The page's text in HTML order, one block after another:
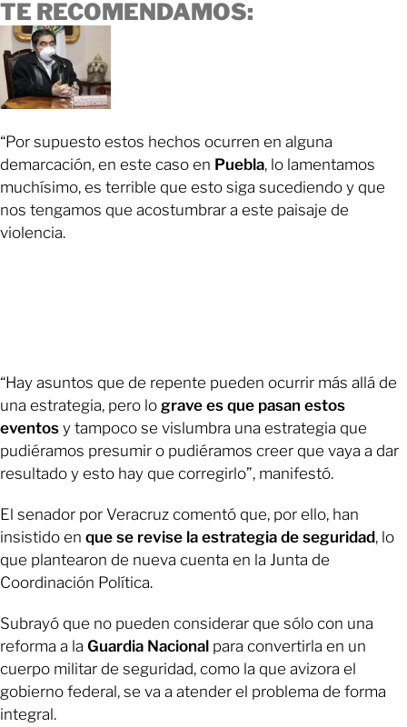
TE RECOMENDAMOS:
“Por supuesto estos hechos ocurren en alguna
demarcación, en este caso en Puebla, lo lamentamos
muchísimo, es terrible que esto siga sucediendo y que
nos tengamos que acostumbrar a este paisaje de
violencia.
“Hay asuntos que de repente pueden ocurrir más allá de
una estrategia, pero lo grave es que pasan estos
eventos y tampoco se vislumbra una estrategia que
pudiéramos presumir o pudiéramos creer que vaya a dar
resultado y esto hay que corregirlo”, manifestó.
El senador por Veracruz comentó que, por ello, han
insistido en que se revise la estrategia de seguridad, lo
que plantearon de nueva cuenta en la Junta de
Coordinación Política.
Subrayó que no pueden considerar que sólo con una
reforma a la Guardia Nacional para convertirla en un
cuerpo militar de seguridad, como la que avizora el
gobierno federal, se va a atender el problema de forma
integral.